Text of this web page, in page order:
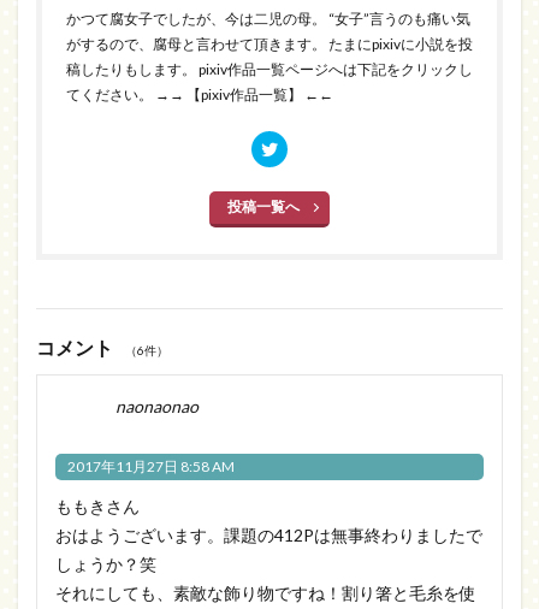
かつて腐女子でしたが、今は二児の母。 “女子”言うのも痛い気
がするので、腐母と言わせて頂きます。 たまにpixivに小説を投
稿したりもします。 pixiv作品一覧ページへは下記をクリックし
てください。
→→ 【pixiv作品一覧】 ←←
投稿一覧へ
コメント （6件）
naonaonao
2017年11月27日 8:58 AM
ももきさん
おはようございます。課題の412Pは無事終わりましたで
しょうか？笑
それにしても、素敵な飾り物ですね！割り箸と毛糸を使